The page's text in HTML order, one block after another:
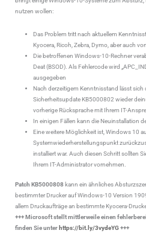
nutzen wollen:
Das Problem tritt nach aktuellem
Kyocera, Ricoh, Zebra, Dymo, aber auch
Die betroffenen Windows-10-Rechner
Deat (BSOD). Als Fehlercode wird
ausgegeben
Nach derzeitigem Kenntnisstand lässt
Sicherheitsupdate KB5000802 wieder
vorherige Rücksprache mit Ihrem IT-
In einigen Fällen kann die Neuinstallation
Eine weitere Möglichkeit ist, Windows 10
Systemwiederherstellungspunkt
installiert war. Auch diesen Schritt sollten
Ihrem IT-Administrator vornehmen.
Patch KB5000808 kann ein ähnliches
bestimmter Drucker auf Windows-10 Version
allem Druckaufträge an bestimmte Kyocera-
+++ Microsoft stellt mittlerweile einen
finden Sie unter https://bit.ly/3vydeYG+++